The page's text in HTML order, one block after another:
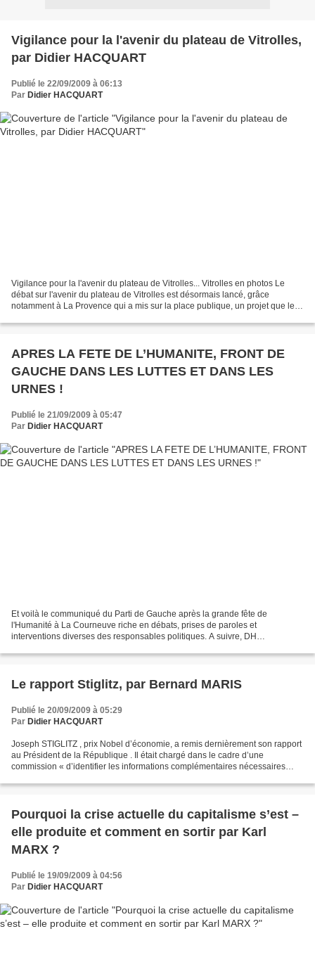
Vigilance pour la l'avenir du plateau de Vitrolles,
par Didier HACQUART
Publié le 22/09/2009 à 06:13
Par Didier HACQUART
Vigilance pour la l'avenir du plateau de Vitrolles... Vitrolles en photos Le
débat sur l'avenir du plateau de Vitrolles est désormais lancé, grâce
notamment à La Provence qui a mis sur la place publique, un projet que le
APRES LA FETE DE L’HUMANITE, FRONT DE
GAUCHE DANS LES LUTTES ET DANS LES
URNES !
Publié le 21/09/2009 à 05:47
Par Didier HACQUART
Et voilà le communiqué du Parti de Gauche après la grande fête de
l'Humanité à La Courneuve riche en débats, prises de paroles et
interventions diverses des responsables politiques. A suivre, DH
Le rapport Stiglitz, par Bernard MARIS
Publié le 20/09/2009 à 05:29
Par Didier HACQUART
Joseph STIGLITZ , prix Nobel d’économie, a remis dernièrement son rapport
au Président de la République . Il était chargé dans le cadre d’une
commission « d’identifier les informations complémentaires nécessaires
Pourquoi la crise actuelle du capitalisme s’est –
elle produite et comment en sortir par Karl
MARX ?
Publié le 19/09/2009 à 04:56
Par Didier HACQUART